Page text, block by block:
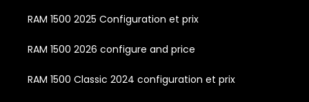
RAM 1500 2025 Configuration et prix
RAM 1500 2026 configure and price
RAM 1500 Classic 2024 configuration et prix